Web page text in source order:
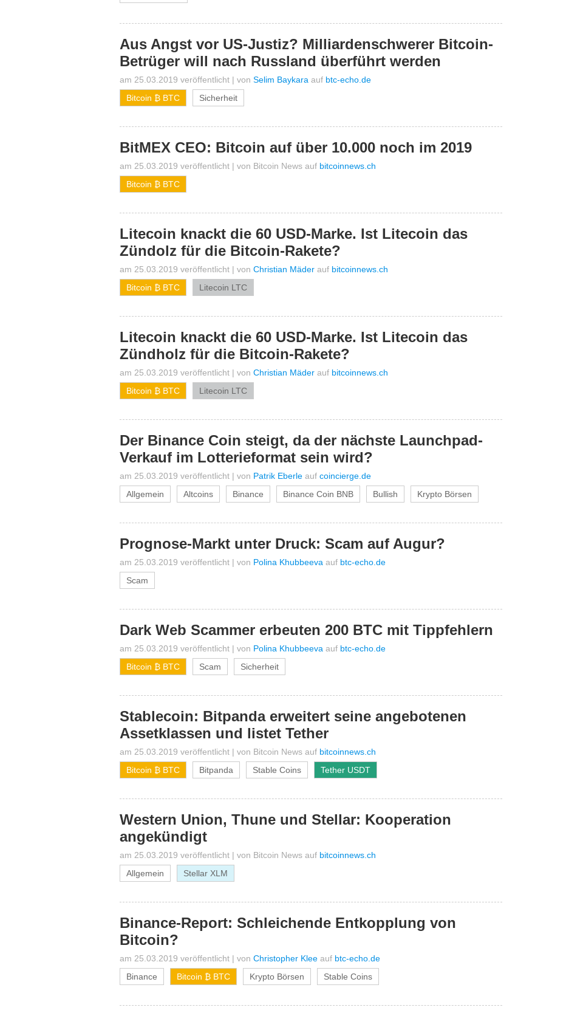
Aus Angst vor US-Justiz? Milliardenschwerer Bitcoin-
Betrüger will nach Russland überführt werden
am 25.03.2019 veröffentlicht | von Selim Baykara auf btc-echo.de
Bitcoin ₿ BTC
Sicherheit
BitMEX CEO: Bitcoin auf über 10.000 noch im 2019
am 25.03.2019 veröffentlicht | von Bitcoin News auf bitcoinnews.ch
Bitcoin ₿ BTC
Litecoin knackt die 60 USD-Marke. Ist Litecoin das
Zündolz für die Bitcoin-Rakete?
am 25.03.2019 veröffentlicht | von Christian Mäder auf bitcoinnews.ch
Bitcoin ₿ BTC
Litecoin LTC
Litecoin knackt die 60 USD-Marke. Ist Litecoin das
Zündholz für die Bitcoin-Rakete?
am 25.03.2019 veröffentlicht | von Christian Mäder auf bitcoinnews.ch
Bitcoin ₿ BTC
Litecoin LTC
Der Binance Coin steigt, da der nächste Launchpad-
Verkauf im Lotterieformat sein wird?
am 25.03.2019 veröffentlicht | von Patrik Eberle auf coincierge.de
Allgemein
Altcoins Binance Binance Coin BNB Bullish Krypto Börsen
Prognose-Markt unter Druck: Scam auf Augur?
am 25.03.2019 veröffentlicht | von Polina Khubbeeva auf btc-echo.de
Scam
Dark Web Scammer erbeuten 200 BTC mit Tippfehlern
am 25.03.2019 veröffentlicht | von Polina Khubbeeva auf btc-echo.de
Bitcoin ₿ BTC
Scam Sicherheit
Stablecoin: Bitpanda erweitert seine angebotenen
Assetklassen und listet Tether
am 25.03.2019 veröffentlicht | von Bitcoin News auf bitcoinnews.ch
Bitcoin ₿ BTC
Bitpanda Stable Coins Tether USDT
Western Union, Thune und Stellar: Kooperation
angekündigt
am 25.03.2019 veröffentlicht | von Bitcoin News auf bitcoinnews.ch
Allgemein
Stellar XLM
Binance-Report: Schleichende Entkopplung von
Bitcoin?
am 25.03.2019 veröffentlicht | von Christopher Klee auf btc-echo.de
Binance
Bitcoin ₿ BTC Krypto Börsen Stable Coins